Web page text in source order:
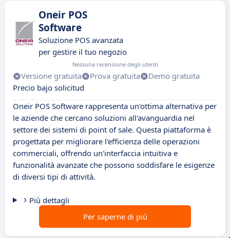
Oneir POS
Software
Soluzione POS avanzata
per gestire il tuo negozio
Nessuna recensione degli utenti
Versione gratuita Prova gratuita
Demo gratuita
Precio bajo solicitud
Oneir POS Software rappresenta un'ottima alternativa per
le aziende che cercano soluzioni all'avanguardia nel
settore dei sistemi di point of sale. Questa piattaforma è
progettata per migliorare l'efficienza delle operazioni
commerciali, offrendo un'interfaccia intuitiva e
funzionalità avanzate che possono soddisfare le esigenze
di diversi tipi di attività.
Più dettagli
Per saperne di più